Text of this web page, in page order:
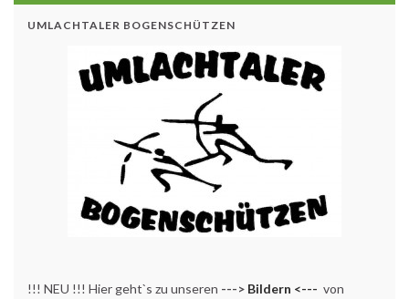
UMLACHTALER BOGENSCHÜTZEN
!!! NEU !!! Hier geht`s zu unseren ---> Bildern <--- von